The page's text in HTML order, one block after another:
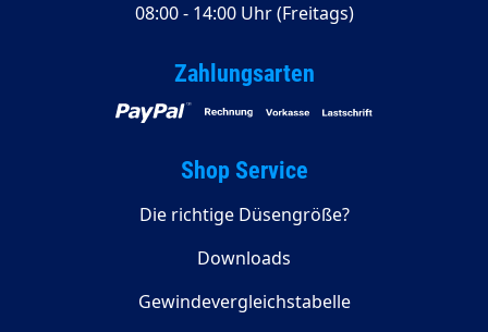
08:00 - 14:00 Uhr (Freitags)
Zahlungsarten
Shop Service
Die richtige Düsengröße?
Downloads
Gewindevergleichstabelle